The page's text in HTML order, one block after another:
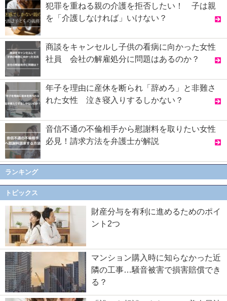
犯罪を重ねる親の介護を拒否したい！ 子は親
を「介護しなければ」いけない？
商談をキャンセルし子供の看病に向かった女性
社員 会社の解雇処分に問題はあるのか？
年子を理由に産休を断られ「辞めろ」と非難さ
れた女性 泣き寝入りするしかない？
音信不通の不倫相手から慰謝料を取りたい女性
必見！請求方法を弁護士が解説
ランキング
トピックス
財産分与を有利に進めるためのポイ
ント2つ
マンション購入時に知らなかった近
隣の工事…騒音被害で損害賠償でき
る？